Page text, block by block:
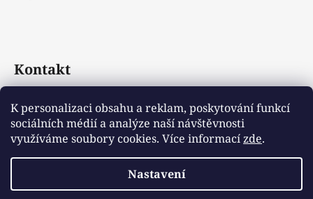
K personalizaci obsahu a reklam, poskytování funkcí
sociálních médií a analýze naší návštěvnosti
využíváme soubory cookies. Více informacízde.
Nastavení
Kontakt
info@emotys.cz
+421903231812